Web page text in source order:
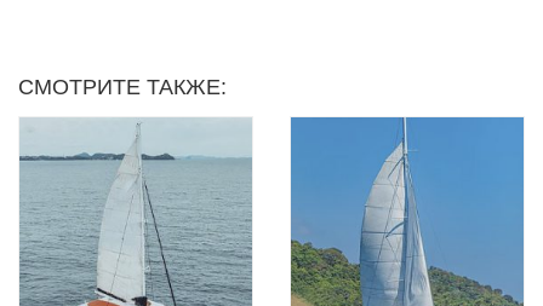
СМОТРИТЕ ТАКЖЕ: